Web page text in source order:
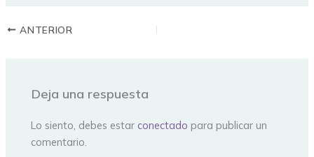
ANTERIOR
Deja una respuesta
Lo siento, debes estar conectado para publicar un
comentario.